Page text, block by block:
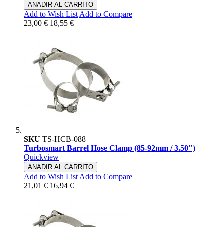
ANADIR AL CARRITO
Add to Wish List Add to Compare
23,00 € 18,55 €
SKU TS-HCB-088
Turbosmart Barrel Hose Clamp (85-92mm / 3.50")
Quickview
ANADIR AL CARRITO
Add to Wish List Add to Compare
21,01 € 16,94 €